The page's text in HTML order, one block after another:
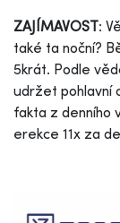
ZAJÍMAVOST:
také ta noční?
5krát. Podle
udržet pohlavní
fakta z denního
erekce 11x za